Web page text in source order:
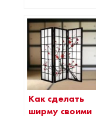
Как сделать
ширму своими